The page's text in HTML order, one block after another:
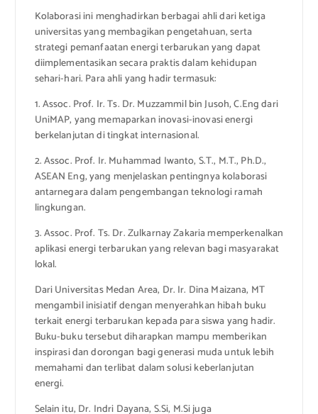
Kolaborasi ini menghadirkan berbagai ahli dari ketiga
universitas yang membagikan pengetahuan, serta
strategi pemanfaatan energi terbarukan yang dapat
diimplementasikan secara praktis dalam kehidupan
sehari-hari. Para ahli yang hadir termasuk:
1. Assoc. Prof. Ir. Ts. Dr. Muzzammil bin Jusoh, C.Eng dari
UniMAP, yang memaparkan inovasi-inovasi energi
berkelanjutan di tingkat internasional.
2. Assoc. Prof. Ir. Muhammad Iwanto, S.T., M.T., Ph.D.,
ASEAN Eng, yang menjelaskan pentingnya kolaborasi
antarnegara dalam pengembangan teknologi ramah
lingkungan.
3. Assoc. Prof. Ts. Dr. Zulkarnay Zakaria memperkenalkan
aplikasi energi terbarukan yang relevan bagi masyarakat
lokal.
Dari Universitas Medan Area, Dr. Ir. Dina Maizana, MT
mengambil inisiatif dengan menyerahkan hibah buku
terkait energi terbarukan kepada para siswa yang hadir.
Buku-buku tersebut diharapkan mampu memberikan
inspirasi dan dorongan bagi generasi muda untuk lebih
memahami dan terlibat dalam solusi keberlanjutan
energi.
Selain itu, Dr. Indri Dayana, S.Si, M.Si juga